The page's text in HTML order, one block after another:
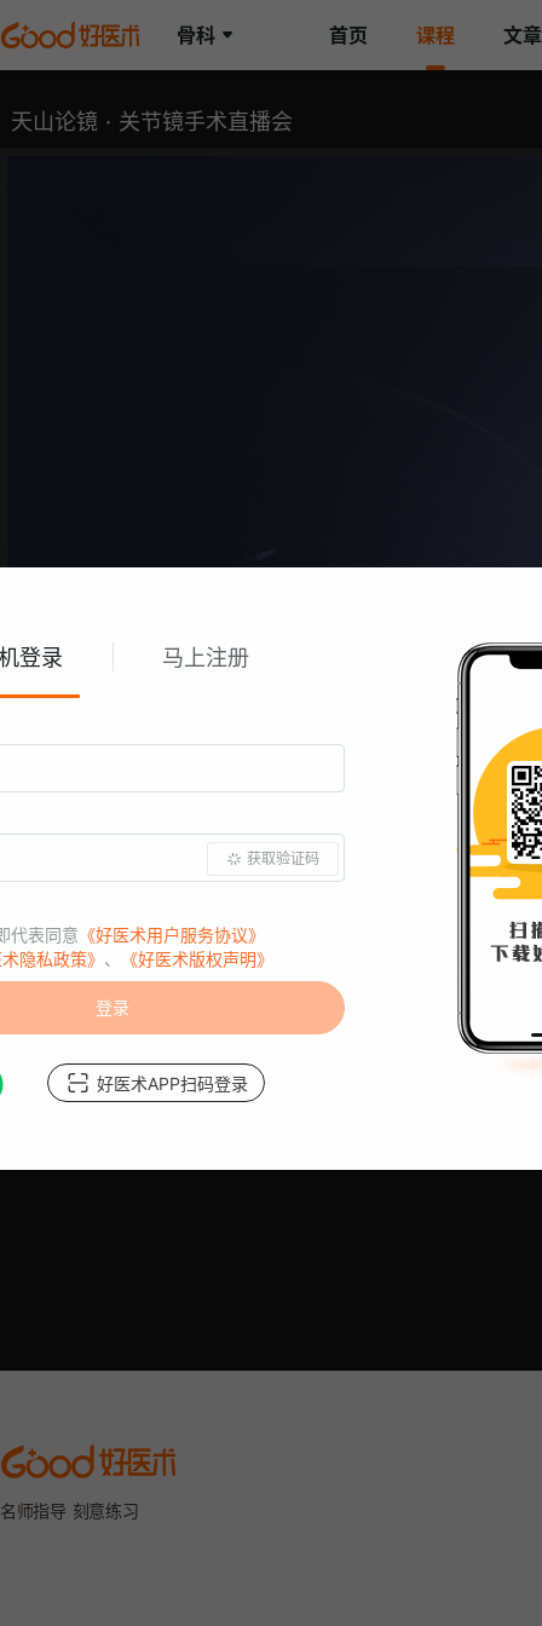
登录 马上注册
获取验证码
代表同意 《好医术用户服务协议》
隐私政策》 、 《好医术版权声明》
登录
好医术APP扫码登录
骨科 首页 课程 文章
天山论镜 · 关节镜手术直播会
给个评价吧：
名师指导 刻意练习